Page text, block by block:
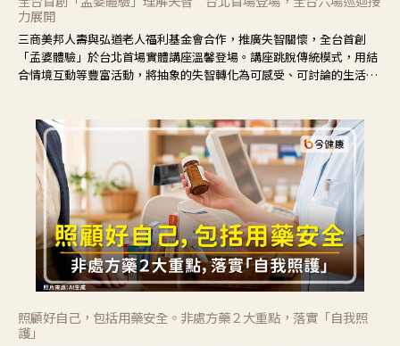
力展開
三商美邦人壽與弘道老人福利基金會合作，推廣失智關懷，全台首創
「孟婆體驗」於台北首場實體講座溫馨登場。講座跳脫傳統模式，用結
合情境互動等豐富活動，將抽象的失智轉化為可感受、可討論的生活情
照顧好自己，包括用藥安全。非處方藥２大重點，落實「自我照
護」